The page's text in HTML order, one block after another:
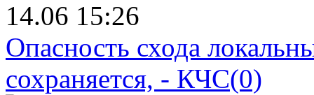
14.06 15:26
Опасность схода
сохраняется, - КЧС(0)